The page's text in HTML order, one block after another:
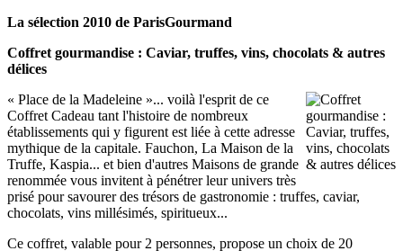
La sélection 2010 de ParisGourmand
Coffret gourmandise : Caviar, truffes, vins, chocolats & autres
délices
« Place de la Madeleine »... voilà l'esprit de ce
Coffret Cadeau tant l'histoire de nombreux
établissements qui y figurent est liée à cette adresse
mythique de la capitale. Fauchon, La Maison de la
Truffe, Kaspia... et bien d'autres Maisons de grande
renommée vous invitent à pénétrer leur univers très
prisé pour savourer des trésors de gastronomie : truffes, caviar,
chocolats, vins millésimés, spiritueux...
Ce coffret, valable pour 2 personnes, propose un choix de 20